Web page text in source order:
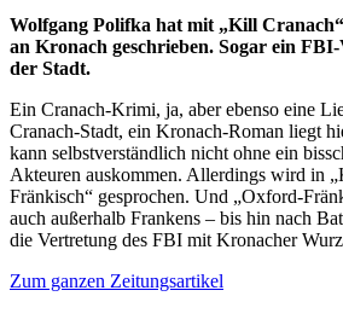
Wolfgang Polifka hat mit „Kill
an Kronach geschrieben. Sogar ein
der Stadt.
Ein Cranach-Krimi, ja, aber ebenso eine
Cranach-Stadt, ein Kronach-Roman liegt
kann selbstverständlich nicht ohne ein
Akteuren auskommen. Allerdings wird in
Fränkisch“ gesprochen. Und „Oxford-
auch außerhalb Frankens – bis hin nach
die Vertretung des FBI mit Kronacher
Zum ganzen Zeitungsartikel